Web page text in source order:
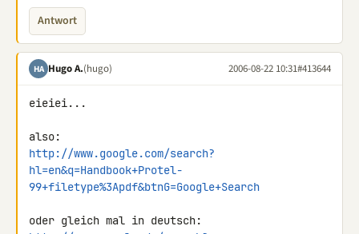
Antwort
HA Hugo A.(hugo) 2006-08-22 10:31#413644
eieiei...
http://www.google.com/search?
hl=en&q=Handbook+Protel-
99+filetype%3Apdf&btnG=Google+Search